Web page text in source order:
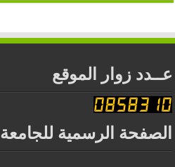
عــدد زوار الموقع
الصفحة الرسمية للجامعة